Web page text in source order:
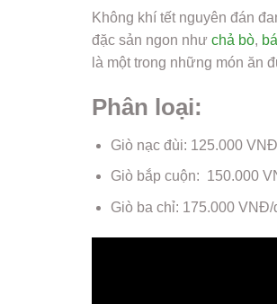
Không khí tết nguyên đán
đặc sản ngon như chả bò,
là một trong những món ăn
Phân loại:
Giò nạc đùi: 125.000
Giò bắp cuộn: 150.000
Giò ba chỉ: 175.000 VNĐ/